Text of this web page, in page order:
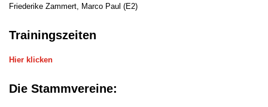
Friederike Zammert, Marco Paul (E2)
Trainingszeiten
Hier klicken
Die Stammvereine: